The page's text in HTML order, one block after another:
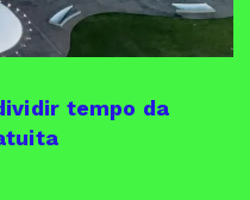
tempo da